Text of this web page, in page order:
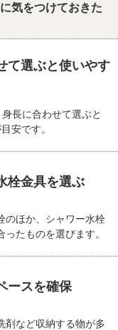
気をつけておきた
て選ぶと使いやす
長に合わせて選ぶと
安です。
栓金具を選ぶ
のほか、シャワー水栓
たものを選びます。
ースを確保
剤など収納する物が多